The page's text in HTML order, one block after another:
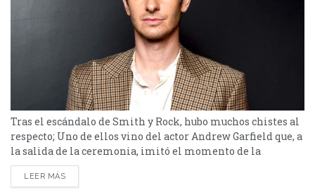
Tras el escándalo de Smith y Rock, hubo muchos chistes al
respecto; Uno de ellos vino del actor Andrew Garfield que, a
la salida de la ceremonia, imitó el momento de la
cachetada de Smith. Hace días, se vivió el momento más
incómodo de la ceremonia de los Oscars cuando el actor
LEER MÁS